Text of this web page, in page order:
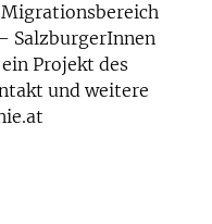
SalzburgerInnen
Projekt des
und weitere